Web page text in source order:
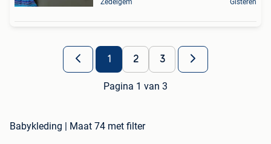
Zedelgem Gisteren
1 2 3
Pagina 1 van 3
Babykleding | Maat 74 met filter